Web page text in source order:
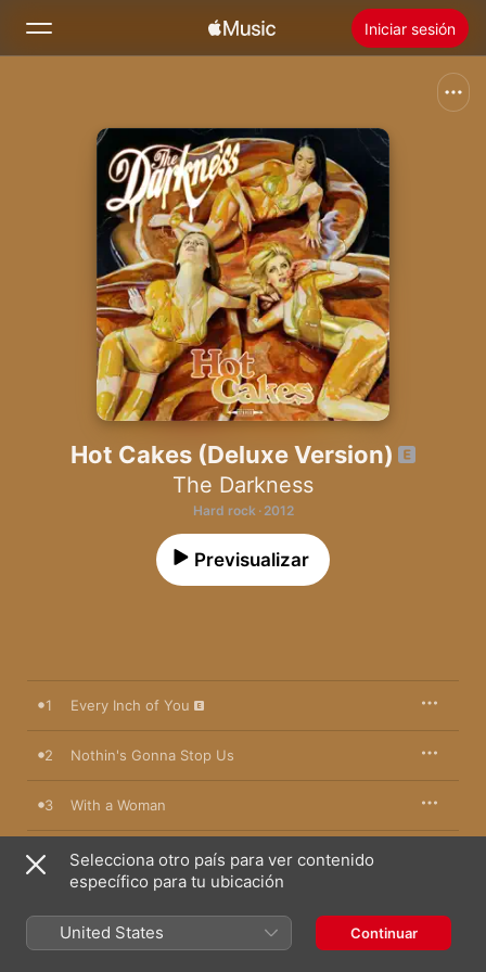
Iniciar sesión
Novedades
Instalar Apple Music
Hot Cakes (Deluxe Version)
The Darkness
Hard rock · 2012
Previsualizar
1 Every Inch of You
2 Nothin's Gonna Stop Us
3 With a Woman
4 Keep Me Hangin' On
6 Everybody Have a Good Time
Selecciona otro país para ver contenido
específico para tu ubicación
United States Continuar